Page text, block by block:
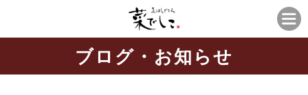
ブログ・お知らせ